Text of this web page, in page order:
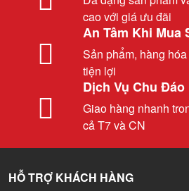
cao với giá ưu đãi
An Tâm Khi Mua
Sản phẩm, hàng
tiện lợi
Dịch Vụ Chu Đáo
Giao hàng nhanh
cả T7 và CN
HỖ TRỢ KHÁCH HÀNG